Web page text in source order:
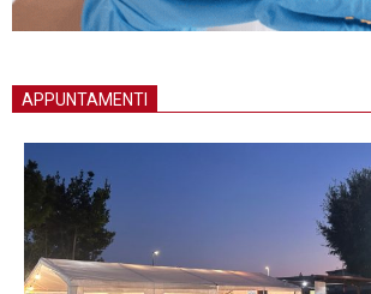
APPUNTAMENTI